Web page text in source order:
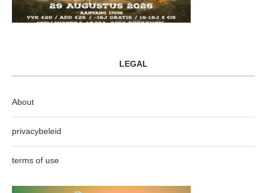
LEGAL
About
privacybeleid
terms of use